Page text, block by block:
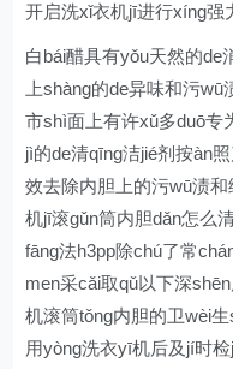
开启洗xǐ衣机jī进行xíng强
白bái醋具有yǒu天然的de
上shàng的de异味和污
市shì面上有许xǔ多duō专
jì的de清qīng洁jié剂按àn
效去除内胆上的污wū渍
机jī滚gǔn筒内胆dǎn怎么
fāng法h3pp除chú了常
men采cǎi取qǔ以下深
机滚筒tǒng内胆的卫wèi
用yòng洗衣yī机后及jí时